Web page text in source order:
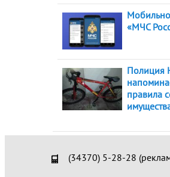
«МЧС
Полиция
правила
(34370) 5-28-28